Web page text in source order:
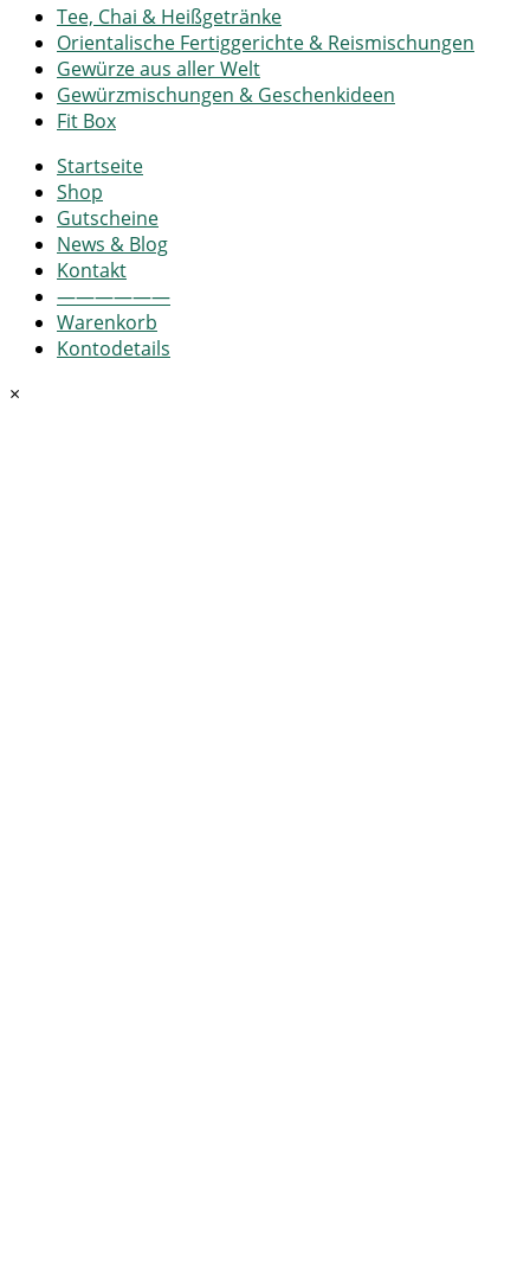
Tee, Chai & Heißgetränke
Orientalische Fertiggerichte & Reismischungen
Gewürze aus aller Welt
Gewürzmischungen & Geschenkideen
Fit Box
Startseite
Shop
Gutscheine
News & Blog
Kontakt
——————
Warenkorb
Kontodetails
×